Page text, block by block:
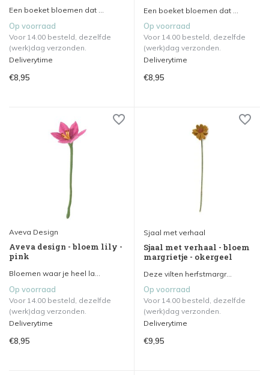
Een boeket bloemen dat ...
Op voorraad
Voor 14.00 besteld, dezelfde
(werk)dag verzonden.
Deliverytime
€8,95
Een boeket bloemen dat ...
Op voorraad
Voor 14.00 besteld, dezelfde
(werk)dag verzonden.
Deliverytime
€8,95
Aveva Design
Aveva design - bloem lily -
pink
Bloemen waar je heel la...
Op voorraad
Voor 14.00 besteld, dezelfde
(werk)dag verzonden.
Deliverytime
€8,95
Sjaal met verhaal
Sjaal met verhaal - bloem
margrietje - okergeel
Deze vilten herfstmargr...
Op voorraad
Voor 14.00 besteld, dezelfde
(werk)dag verzonden.
Deliverytime
€9,95